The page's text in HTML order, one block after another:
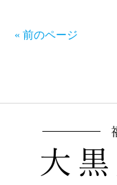
« 前のページ